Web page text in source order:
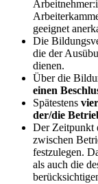
geeignet
Die
die der
dienen.
Über die
einen
Spätestens
der/die
Der Zeitpunkt
zwischen
festzulegen.
als auch die